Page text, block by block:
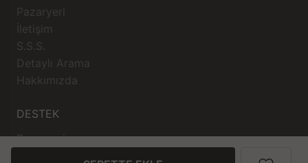
Pazaryeri
İletişim
S.S.S.
Detaylı Arama
Hakkımızda
DESTEK
Pazaryeri